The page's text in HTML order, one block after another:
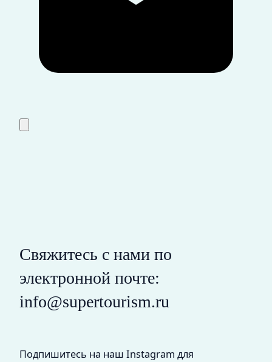
Свяжитесь с нами по
электронной почте:
info@supertourism.ru
Подпишитесь на наш Instagram для